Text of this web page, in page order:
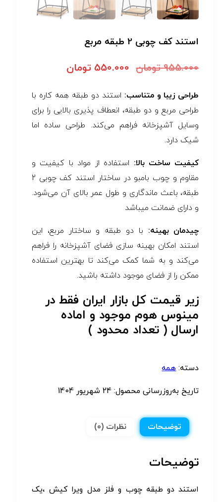
استند کف چوبی 2 طبقه مربع
955.000 تومان 550.000 تومان
طراحی زیبا و متناسب: استند دو طبقه همه کاره با
طراحی مربع و دو طبقه، انعطاف پذیری بالایی را برای
وسایل آشپزخانه فراهم می‌کند. طراحی ساده اما
شیک دارد.
کیفیت ساخت بالا: استفاده از مواد با کیفیت و
مقاوم و چوب بامبو در ساختار استند کف چوبی 2
طبقه، باعث ماندگاری و طول عمر بالای آن می‌شود.
و دارای ضمانت میباشد
چیدمان بهینه: با دو طبقه و ساختار مربع، این
استند امکان بهینه سازی فضای آشپزخانه را فراهم
می‌کند و به شما کمک می‌کند تا بهترین استفاده
ممکن را از فضای موجود داشته باشید.
زیر قیمت کل بازار ایران فقط در
مینوس هوم موجود و اماده
ارسال ( تعداد محدود )
دسته:همه
تاریخ به‌روزرسانی محصول: 24 شهریور 1404
توضیحات نظرات (0)
توضیحات
استند دو طبقه چوب و فلز مدل ویرا کیش ،یک